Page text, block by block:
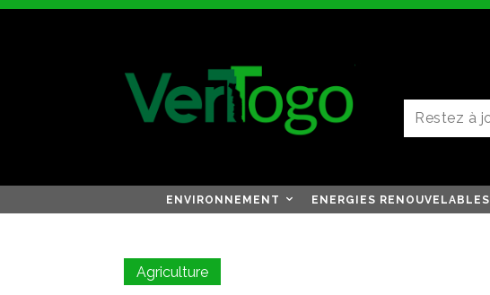
ENVIRONNEMENT ENERGIES RENOUVELABLES
Agriculture